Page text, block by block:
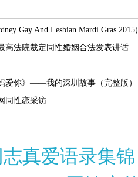
Gay And Lesbian Mardi Gras 2015)
高法院裁定同性婚姻合法发表讲话
爱你》——我的深圳故事（完整版）
同性恋采访
志真爱语录集锦